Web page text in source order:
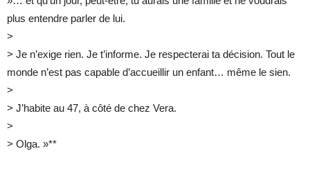
plus entendre parler de lui.
>
> Je n’exige rien. Je t’informe. Je respecterai ta décision. Tout le
monde n’est pas capable d’accueillir un enfant… même le sien.
>
> J’habite au 47, à côté de chez Vera.
>
> Olga. »**